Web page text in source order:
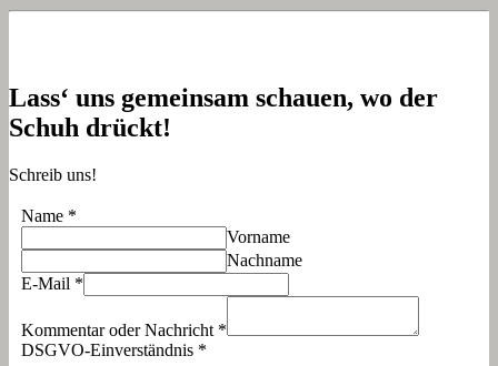
Lass‘ uns gemeinsam schauen, wo der
Schuh drückt!
Schreib uns!
Name *
Vorname
Nachname
E-Mail *
Kommentar oder Nachricht *
DSGVO-Einverständnis *